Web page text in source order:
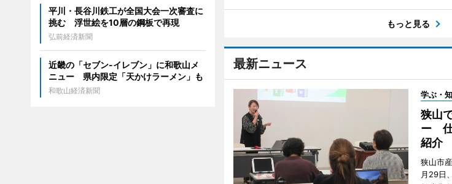
もっと見る
最新ニュース
学ぶ・
狭山
ー 仕
紹介
狭山市
月29日
平川・長谷川鉄工が全国大会一次審査に
挑む 浮世絵を10層の鋼板で再現
弘前経済新聞
近畿の「セブン-イレブン」に和歌山メ
ニュー 県内限定「天かけラーメン」も
和歌山経済新聞